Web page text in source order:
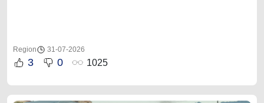
Region 31-07-2026
3 0 1025